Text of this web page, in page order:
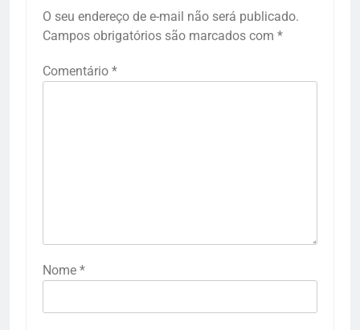
O seu endereço de e-mail não será publicado.
Campos obrigatórios são marcados com *
Comentário *
Nome *